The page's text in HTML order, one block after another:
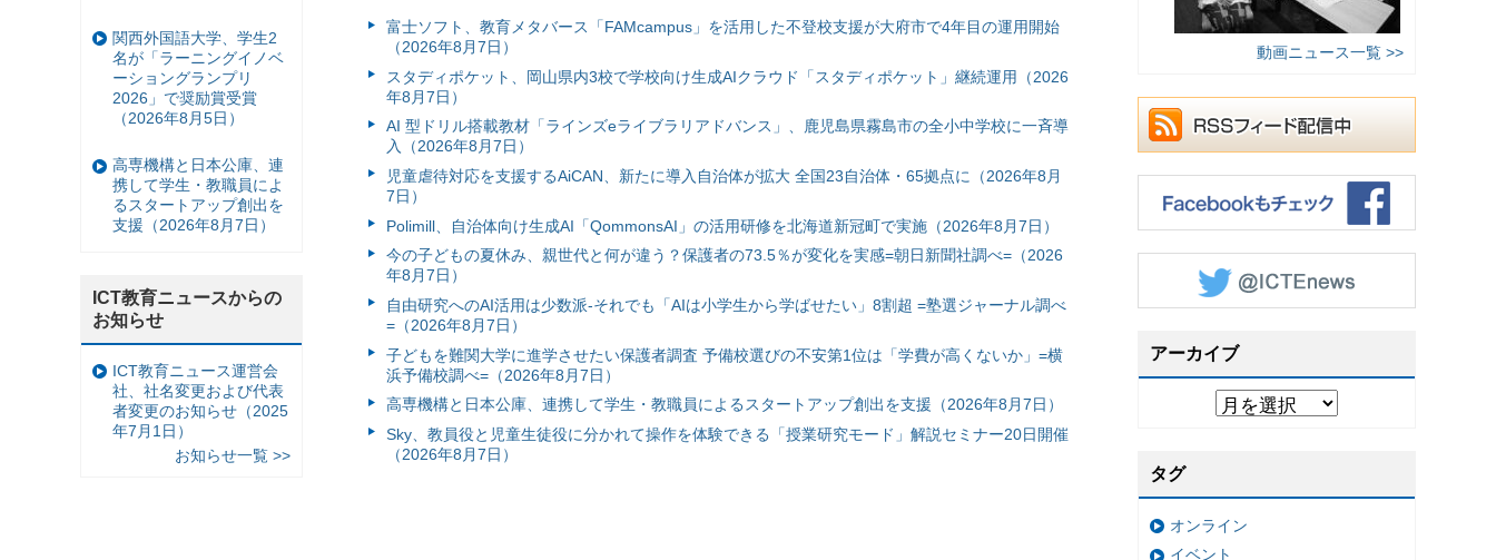
富⼠ソフト、教育メタバース「FAMcampus」を活用した不登校支援が大府市で4年目の運用開始
（2026年8月7日）
スタディポケット、岡山県内3校で学校向け生成AIクラウド「スタディポケット」継続運用（2026
年8月7日）
AI 型ドリル搭載教材「ラインズeライブラリアドバンス」、鹿児島県霧島市の全小中学校に一斉導
入（2026年8月7日）
児童虐待対応を支援するAiCAN、新たに導入自治体が拡大 全国23自治体・65拠点に（2026年8月
7日）
Polimill、自治体向け生成AI「QommonsAI」の活用研修を北海道新冠町で実施（2026年8月7日）
今の子どもの夏休み、親世代と何が違う？保護者の73.5％が変化を実感=朝日新聞社調べ=（2026
年8月7日）
自由研究へのAI活用は少数派-それでも「AIは小学生から学ばせたい」8割超 =塾選ジャーナル調べ
=（2026年8月7日）
子どもを難関大学に進学させたい保護者調査 予備校選びの不安第1位は「学費が高くないか」=横
浜予備校調べ=（2026年8月7日）
高専機構と日本公庫、連携して学生・教職員によるスタートアップ創出を支援（2026年8月7日）
Sky、教員役と児童生徒役に分かれて操作を体験できる「授業研究モード」解説セミナー20日開催
（2026年8月7日）
動画ニュース一覧 >>
アーカイブ
タグ
オンライン
イベント
関西外国語大学、学生2
名が「ラーニングイノベ
ーショングランプリ
2026」で奨励賞受賞
（2026年8月5日）
高専機構と日本公庫、連
携して学生・教職員によ
るスタートアップ創出を
支援（2026年8月7日）
ICT教育ニュースからの
お知らせ
ICT教育ニュース運営会
社、社名変更および代表
者変更のお知らせ（2025
年7月1日）
お知らせ一覧 >>